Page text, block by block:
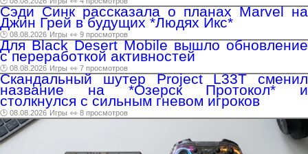
Сэди Синк рассказала о планах Marvel на
Джин Грей в будущих *Людях Икс*
🕑 08.08.2026 Игры 👀 9 просмотров
Для Black Desert Mobile вышло обновление
с переработкой активностей
🕑 08.08.2026 Игры 👀 7 просмотров
Скандальный шутер Project L33T сменил
название на *Озерск Протокол* и
столкнулся с сильным гневом игроков
🕑 08.08.2026 Игры 👀 8 просмотров